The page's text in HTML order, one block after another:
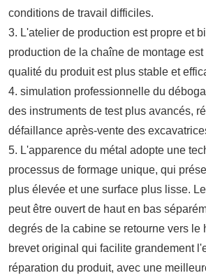
conditions de travail difficiles.
3. L'atelier de production est propre et
production de la chaîne de montage est
qualité du produit est plus stable et
4. simulation professionnelle du
des instruments de test plus avancés,
défaillance après-vente des
5. L'apparence du métal adopte une
processus de formage unique, qui
plus élevée et une surface plus lisse.
peut être ouvert de haut en bas
degrés de la cabine se retourne vers le
brevet original qui facilite grandement
réparation du produit, avec une